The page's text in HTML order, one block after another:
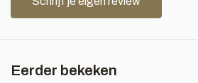
Eerder bekeken